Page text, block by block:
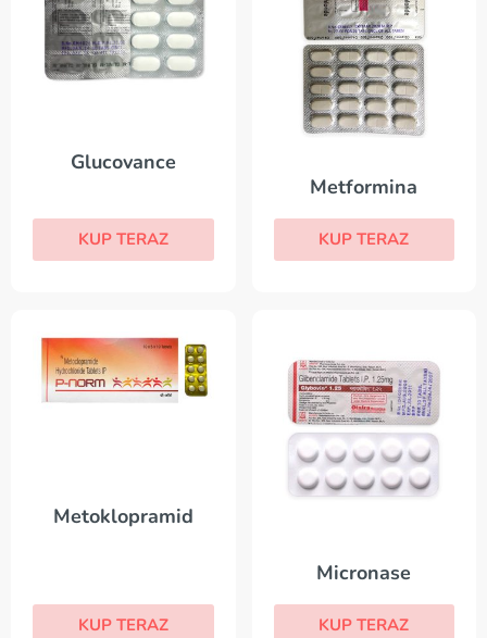
Glucovance
KUP TERAZ
Metformina
KUP TERAZ
Metoklopramid
KUP TERAZ
Micronase
KUP TERAZ